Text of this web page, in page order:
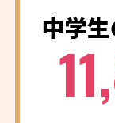
中学生